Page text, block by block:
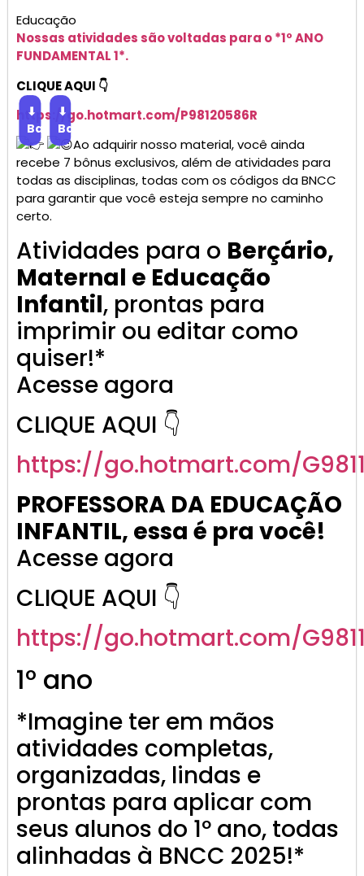
Educação
Nossas atividades são voltadas para o *1º ANO
FUNDAMENTAL 1*.
CLIQUE AQUI 👇
https://go.hotmart.com/P98120586R
⬇
Baixar
⬇
Baixar
Ao adquirir nosso material, você ainda
recebe 7 bônus exclusivos, além de atividades para
todas as disciplinas, todas com os códigos da BNCC
para garantir que você esteja sempre no caminho
certo.
Atividades para o Berçário,
Maternal e Educação
Infantil, prontas para
imprimir ou editar como
quiser!*
Acesse agora
CLIQUE AQUI 👇
https://go.hotmart.com/
PROFESSORA DA EDUCAÇÃO
INFANTIL, essa é pra você!
Acesse agora
CLIQUE AQUI 👇
https://go.hotmart.com/
1º ano
*Imagine ter em mãos
atividades completas,
organizadas, lindas e
prontas para aplicar com
seus alunos do 1º ano, todas
alinhadas à BNCC 2025!*